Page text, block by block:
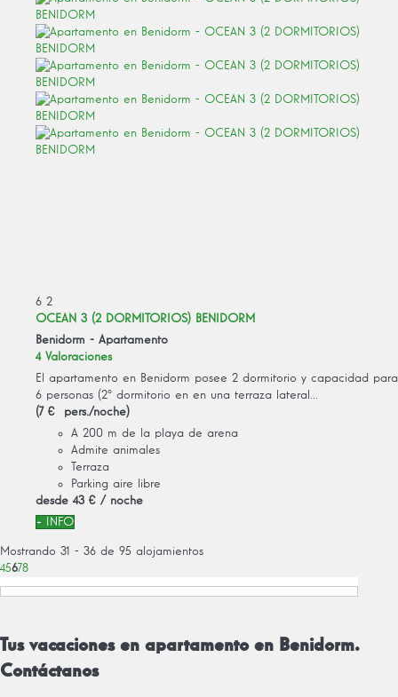
6 2
OCEAN 3 (2 DORMITORIOS) BENIDORM
Benidorm - Apartamento
4 Valoraciones
El apartamento en Benidorm posee 2 dormitorio y capacidad para
6 personas (2º dormitorio en en una terraza lateral...
(7 € pers./noche)
A 200 m de la playa de arena
Admite animales
Terraza
Parking aire libre
desde 43 € / noche
+ INFO
Mostrando 31 - 36 de 95 alojamientos
45678
Tus vacaciones en apartamento en Benidorm.
Contáctanos